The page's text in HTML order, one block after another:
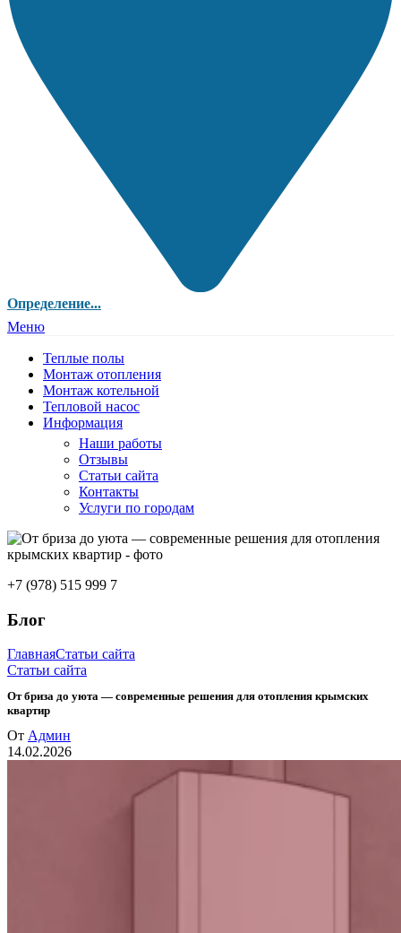
Определение...
Меню
Теплые полы
Монтаж отопления
Монтаж котельной
Тепловой насос
Информация
Наши работы
Отзывы
Статьи сайта
Контакты
Услуги по городам
+7 (978) 515 999 7
Блог
ГлавнаяСтатьи сайта
Статьи сайта
От бриза до уюта — современные решения для отопления крымских
квартир
От Админ
14.02.2026